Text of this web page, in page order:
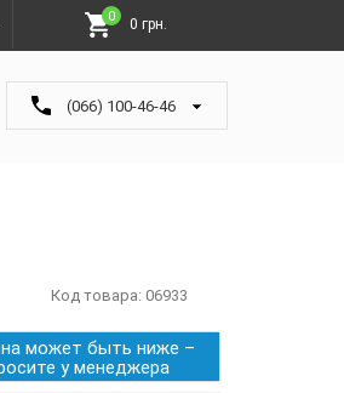
0 0 грн.
(066) 100-46-46
Код товара: 06933
может быть ниже –
у менеджера